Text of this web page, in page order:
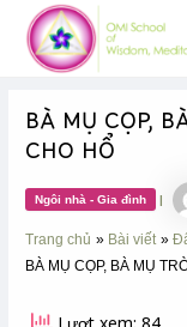
content
BÀ MỤ CỌP,
CHO HỔ
Ngôi nhà - Gia đình |
Trang chủ Bài viết
BÀ MỤ CỌP, BÀ MỤ
Lượt xem: 84
Post
navigation
CHUYÊN
MỤC: